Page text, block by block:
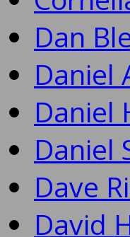
Dan
Daniel
Daniel
Daniel
Dave
David